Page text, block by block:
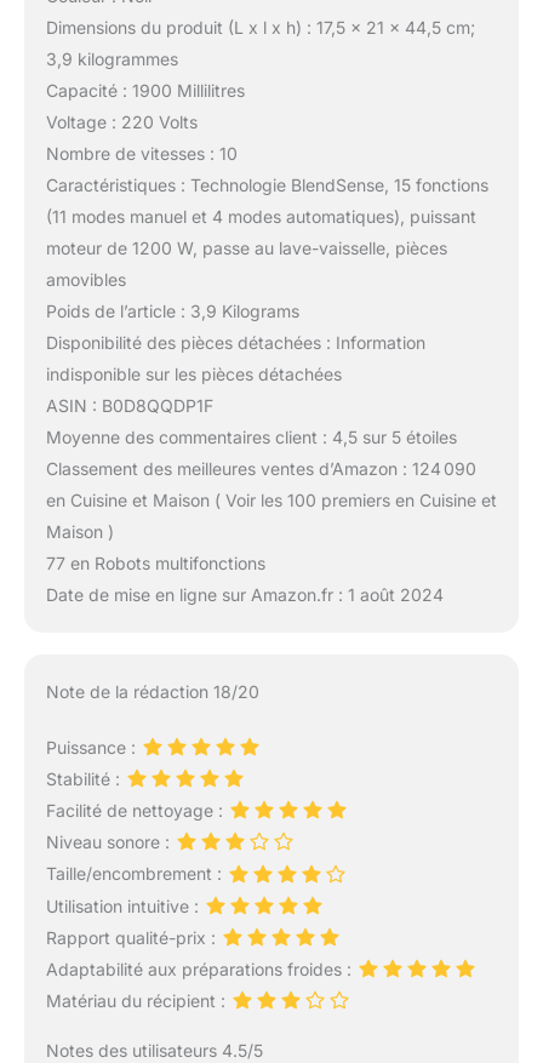
Dimensions du produit (L x l x h) : 17,5 x 21 x 44,5 cm;
3,9 kilogrammes
Capacité : 1900 Millilitres
Voltage : 220 Volts
Nombre de vitesses : 10
Caractéristiques : Technologie BlendSense, 15 fonctions
(11 modes manuel et 4 modes automatiques), puissant
moteur de 1200 W, passe au lave-vaisselle, pièces
amovibles
Poids de l’article : 3,9 Kilograms
Disponibilité des pièces détachées : Information
indisponible sur les pièces détachées
ASIN : B0D8QQDP1F
Moyenne des commentaires client : 4,5 sur 5 étoiles
Classement des meilleures ventes d’Amazon : 124 090
en Cuisine et Maison ( Voir les 100 premiers en Cuisine et
Maison )
77 en Robots multifonctions
Date de mise en ligne sur Amazon.fr : 1 août 2024
Note de la rédaction 18/20
Puissance :
Stabilité :
Facilité de nettoyage :
Niveau sonore :
Taille/encombrement :
Utilisation intuitive :
Rapport qualité-prix :
Adaptabilité aux préparations froides :
Matériau du récipient :
Notes des utilisateurs 4.5/5